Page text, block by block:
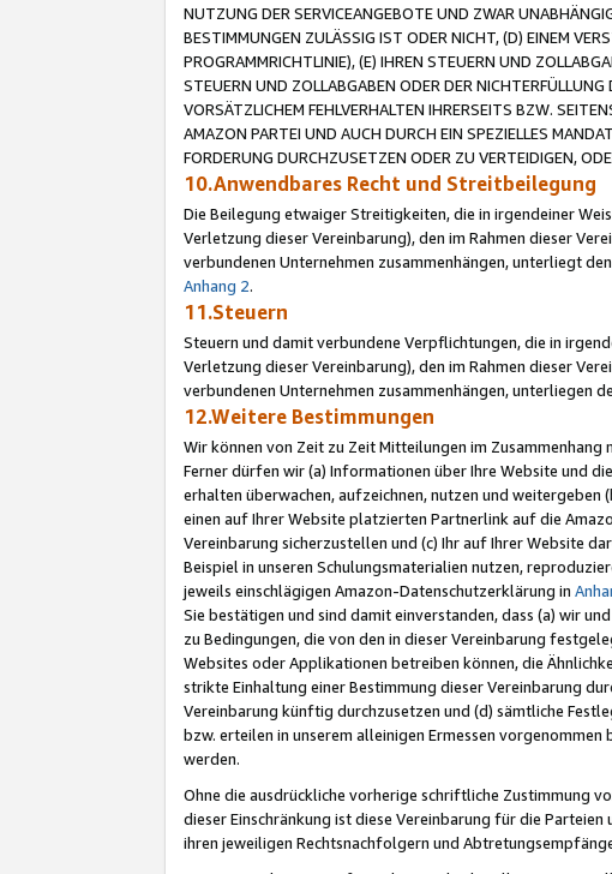
NUTZUNG DER SERVICEANGEBOTE UND ZWAR
BESTIMMUNGEN ZULÄSSIG IST ODER NICHT, (D) EINEM
PROGRAMMRICHTLINIE), (E) IHREN STEUERN UND
STEUERN UND ZOLLABGABEN ODER DER
VORSÄTZLICHEM FEHLVERHALTEN IHRERSEITS BZW.
AMAZON PARTEI UND AUCH DURCH EIN SPEZIELLES
FORDERUNG DURCHZUSETZEN ODER ZU VERTEIDIGEN,
10.Anwendbares Recht und Streitbeilegung
Die Beilegung etwaiger Streitigkeiten, die in irgendeiner
Verletzung dieser Vereinbarung), den im Rahmen dieser
verbundenen Unternehmen zusammenhängen, unterliegt
Anhang 2.
11.Steuern
Steuern und damit verbundene Verpflichtungen, die in
Verletzung dieser Vereinbarung), den im Rahmen dieser
verbundenen Unternehmen zusammenhängen, unterliegen
12.Weitere Bestimmungen
Wir können von Zeit zu Zeit Mitteilungen im
Ferner dürfen wir (a) Informationen über Ihre Website und
erhalten überwachen, aufzeichnen, nutzen und
einen auf Ihrer Website platzierten Partnerlink auf die
Vereinbarung sicherzustellen und (c) Ihr auf Ihrer Website
Beispiel in unseren Schulungsmaterialien nutzen,
jeweils einschlägigen Amazon-Datenschutzerklärung in
Sie bestätigen und sind damit einverstanden, dass (a) wir
zu Bedingungen, die von den in dieser Vereinbarung
Websites oder Applikationen betreiben können, die
strikte Einhaltung einer Bestimmung dieser Vereinbarung
Vereinbarung künftig durchzusetzen und (d) sämtliche
bzw. erteilen in unserem alleinigen Ermessen
werden.
Ohne die ausdrückliche vorherige schriftliche Zustimmung
dieser Einschränkung ist diese Vereinbarung für die
ihren jeweiligen Rechtsnachfolgern und